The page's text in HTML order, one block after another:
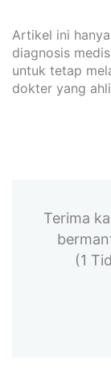
Artikel ini
diagnosis
untuk tetap
dokter yang
Terima
(1